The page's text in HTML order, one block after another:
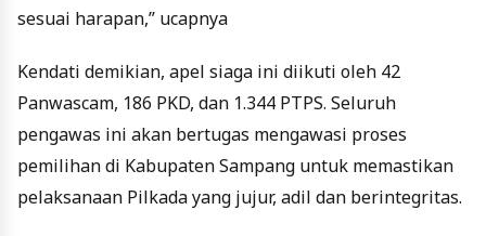
sesuai harapan,” ucapnya
Kendati demikian, apel siaga ini diikuti oleh 42
Panwascam, 186 PKD, dan 1.344 PTPS. Seluruh
pengawas ini akan bertugas mengawasi proses
pemilihan di Kabupaten Sampang untuk memastikan
pelaksanaan Pilkada yang jujur, adil dan berintegritas.